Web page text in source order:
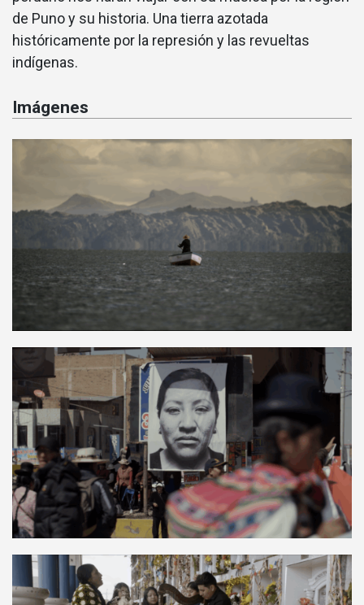
de Puno y su historia. Una tierra azotada
históricamente por la represión y las revueltas
indígenas.
Imágenes